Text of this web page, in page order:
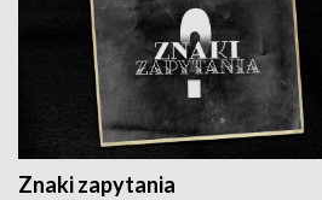
Znaki zapytania